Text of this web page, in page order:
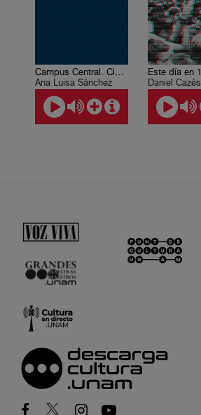
Campus Central. Ciudad Universitaria
Ana Luisa Sánchez
Daniel Cazés